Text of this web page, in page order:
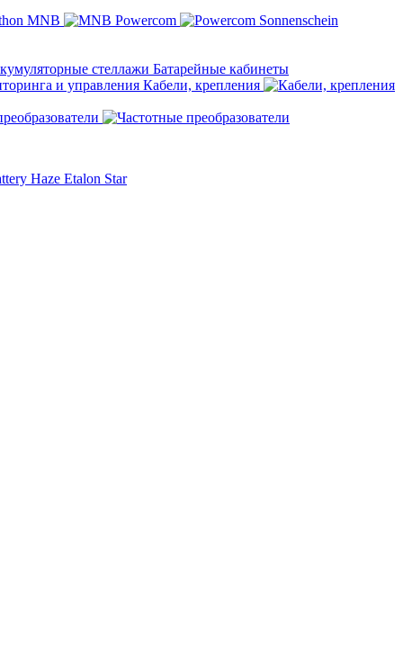
MNB Powercom
Sonnenschein
Батарейные кабинеты
Кабели, крепления
Haze Etalon Star